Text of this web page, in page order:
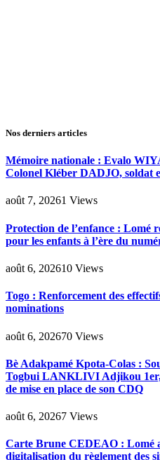
Nos derniers articles
Mémoire nationale : Evalo
Colonel Kléber DADJO, soldat
août 7, 20261 Views
Protection de l’enfance : Lomé
pour les enfants à l’ère du
août 6, 202610 Views
Togo : Renforcement des
nominations
août 6, 202670 Views
Bè Adakpamé Kpota-Colas :
Togbui LANKLIVI Adjikou 1er,
de mise en place de son CDQ
août 6, 20267 Views
Carte Brune CEDEAO : Lomé
digitalisation du règlement des